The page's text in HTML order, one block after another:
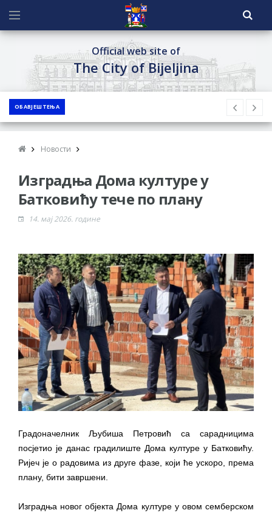
Official web site of
The City of Bijeljina
ОБАВЈЕШТЕЊА
Новости
Изградња Дома културе у
Батковићу тече по плану
14. мај 2026. године
Градоначелник Љубиша Петровић са сарадницима
посјетио је данас градилиште Дома културе у Батковићу.
Ријеч је о радовима из друге фазе, који ће ускоро, према
плану, бити завршени.
Изградња новог објекта Дома културе у овом семберском